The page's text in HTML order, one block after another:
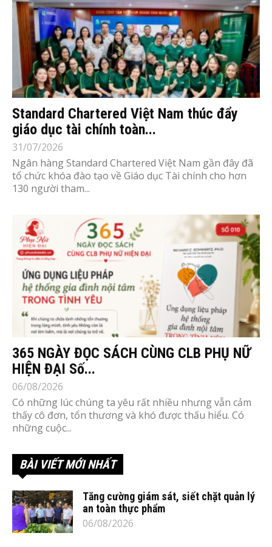
Standard Chartered Việt Nam thúc đẩy
giáo dục tài chính toàn...
31/07/2026
Ngân hàng Standard Chartered Việt Nam gần đây đã
tổ chức khóa đào tạo về Giáo dục Tài chính cho hơn
130 người tham...
365 NGÀY ĐỌC SÁCH CÙNG CLB PHỤ NỮ
HIỆN ĐẠI Số...
06/08/2026
Có những lúc chúng ta yêu rất nhiều nhưng vẫn cảm
thấy cô đơn, tổn thương và khó được thấu hiểu. Có
những cuộc...
BÀI VIẾT MỚI NHẤT
Tăng cường giám sát, siết chặt quản lý
an toàn thực phẩm
06/08/2026